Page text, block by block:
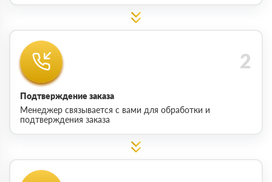
Подтверждение заказа
Менеджер связывается с вами для обработки и
подтверждения заказа